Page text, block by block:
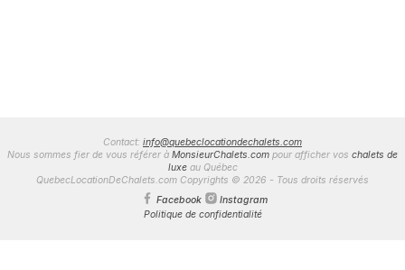
Contact: info@quebeclocationdechalets.com
Nous sommes fier de vous référer à MonsieurChalets.com pour afficher vos chalets de
luxeau Québec
QuebecLocationDeChalets.com Copyrights © 2026 - Tous droits réservés
Facebook
Instagram
Politique de confidentialité